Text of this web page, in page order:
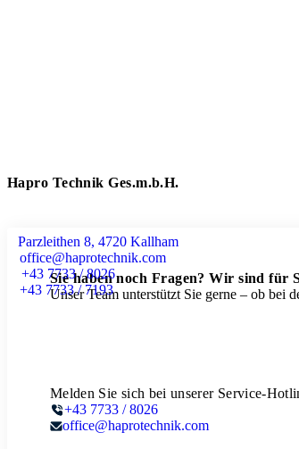
Hapro Technik Ges.m.b.H.
Parzleithen 8, 4720 Kallham
office@haprotechnik.com
+43 7733 / 8026
+43 7733 / 7193
Sie haben noch Fragen? Wir sind für
Unser Team unterstützt Sie gerne – ob bei
Melden Sie sich bei unserer Service-
+43 7733 / 8026
office@haprotechnik.com